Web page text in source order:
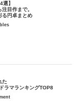
選】
目作まで。
る円卓まとめ
た
ラマランキングTOP8